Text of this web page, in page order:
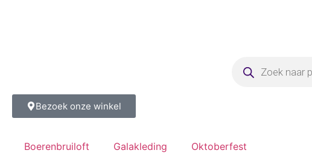
Bezoek onze winkel
Boerenbruiloft Galakleding Oktoberfest